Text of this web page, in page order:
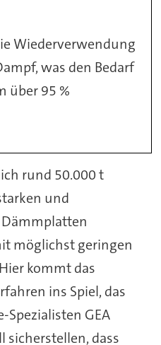
Wiederverwendung
was den Bedarf
über 95 %
rund 50.000 t
und
möglichst geringen
kommt das
ins Spiel, das
GEA
sicherstellen, dass